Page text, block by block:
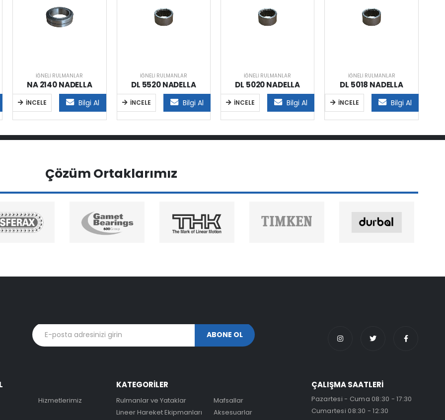
İĞNELI RULMANLAR
NA 2140 NADELLA
İNCELE Bilgi Al
İĞNELI RULMANLAR
DL 5520 NADELLA
İNCELE Bilgi Al
İĞNELI RULMANLAR
DL 5020 NADELLA
İNCELE Bilgi Al
İĞNELI RULMANLAR
DL 5018 NADELLA
İNCELE Bilgi Al
Çözüm Ortaklarımız
Hizmetlerimiz
KATEGORİLER
Rulmanlar ve Yataklar
Lineer Hareket Ekipmanları
Mafsallar
Aksesuarlar
ÇALIŞMA SAATLERİ
Pazartesi - Cuma 08:30 - 17:30
Cumartesi 08:30 - 12:30